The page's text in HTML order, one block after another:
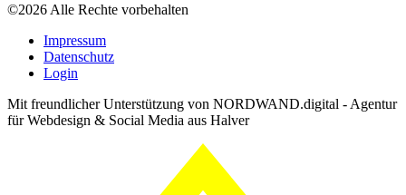
©2026 Alle Rechte vorbehalten
Impressum
Datenschutz
Login
Mit freundlicher Unterstützung von NORDWAND.digital - Agentur
für Webdesign & Social Media aus Halver